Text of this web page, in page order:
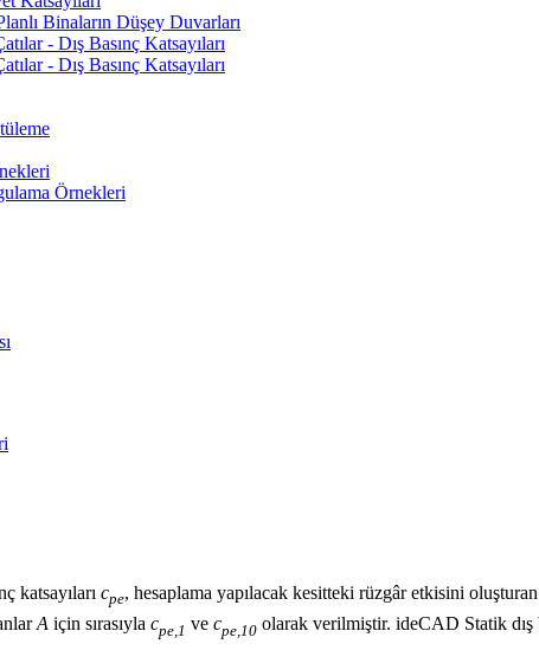
Binaların Düşey Duvarları
- Dış Basınç Katsayıları
- Dış Basınç Katsayıları
Örnekleri
katsayıları cpe, hesaplama yapılacak kesitteki rüzgâr etkisini
A için sırasıyla cpe,1 ve cpe,10 olarak verilmiştir. ideCAD Statik dış